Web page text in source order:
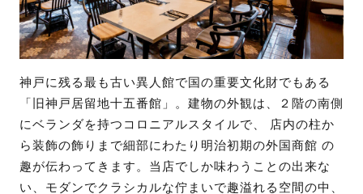
神戸に残る最も古い異人館で国の重要文化財でもある
「旧神戸居留地十五番館」。建物の外観は、２階の南側
にベランダを持つコロニアルスタイルで、 店内の柱か
ら装飾の飾りまで細部にわたり明治初期の外国商館 の
趣が伝わってきます。当店でしか味わうことの出来な
い、モダンでクラシカルな佇まいで趣溢れる空間の中、